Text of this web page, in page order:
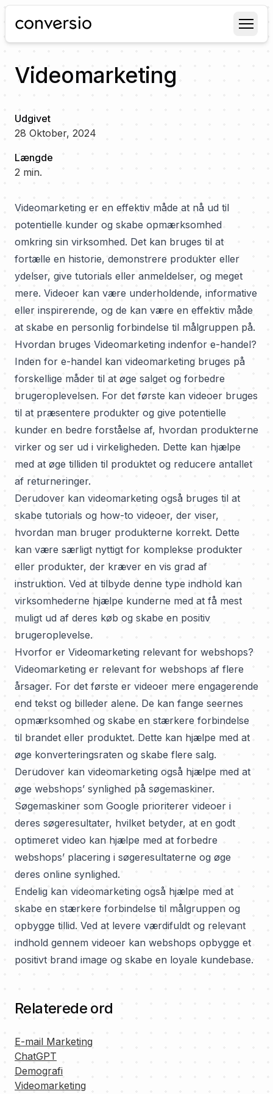
Conversio
Videomarketing
Udgivet
28 Oktober, 2024
Længde
2 min.
Videomarketing er en effektiv måde at nå ud til
potentielle kunder og skabe opmærksomhed
omkring sin virksomhed. Det kan bruges til at
fortælle en historie, demonstrere produkter eller
ydelser, give tutorials eller anmeldelser, og meget
mere. Videoer kan være underholdende, informative
eller inspirerende, og de kan være en effektiv måde
at skabe en personlig forbindelse til målgruppen på.
Hvordan bruges Videomarketing indenfor e-handel?
Inden for e-handel kan videomarketing bruges på
forskellige måder til at øge salget og forbedre
brugeroplevelsen. For det første kan videoer bruges
til at præsentere produkter og give potentielle
kunder en bedre forståelse af, hvordan produkterne
virker og ser ud i virkeligheden. Dette kan hjælpe
med at øge tilliden til produktet og reducere antallet
af returneringer.
Derudover kan videomarketing også bruges til at
skabe tutorials og how-to videoer, der viser,
hvordan man bruger produkterne korrekt. Dette
kan være særligt nyttigt for komplekse produkter
eller produkter, der kræver en vis grad af
instruktion. Ved at tilbyde denne type indhold kan
virksomhederne hjælpe kunderne med at få mest
muligt ud af deres køb og skabe en positiv
brugeroplevelse.
Hvorfor er Videomarketing relevant for webshops?
Videomarketing er relevant for webshops af flere
årsager. For det første er videoer mere engagerende
end tekst og billeder alene. De kan fange seernes
opmærksomhed og skabe en stærkere forbindelse
til brandet eller produktet. Dette kan hjælpe med at
øge konverteringsraten og skabe flere salg.
Derudover kan videomarketing også hjælpe med at
øge webshops’ synlighed på søgemaskiner.
Søgemaskiner som Google prioriterer videoer i
deres søgeresultater, hvilket betyder, at en godt
optimeret video kan hjælpe med at forbedre
webshops’ placering i søgeresultaterne og øge
deres online synlighed.
Endelig kan videomarketing også hjælpe med at
skabe en stærkere forbindelse til målgruppen og
opbygge tillid. Ved at levere værdifuldt og relevant
indhold gennem videoer kan webshops opbygge et
positivt brand image og skabe en loyale kundebase.
Relaterede ord
E-mail Marketing
ChatGPT
Demografi
Videomarketing